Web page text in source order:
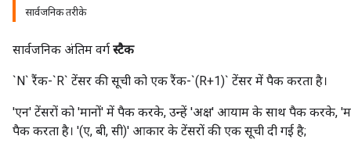
सार्वजनिक तरीके
सार्वजनिक अंतिम वर्ग स्टैक
`N` रैंक-`R` टेंसर की सूची को एक रैंक-`(R+1)` टेंसर में पैक करता है।
'एन' टेंसरों को 'मानों' में पैक करके, उन्हें 'अक्ष' आयाम के साथ पैक करके,
पैक करता है। '(ए, बी, सी)' आकार के टेंसरों की एक सूची दी गई है;